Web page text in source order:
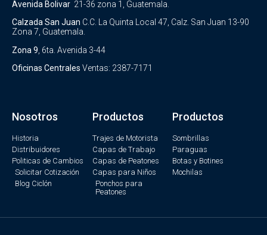
Avenida Bolivar 21-36 zona 1, Guatemala.
Calzada San Juan C.C. La Quinta Local 47, Calz. San Juan 13-90
Zona 7, Guatemala.
Zona 9 , 6ta. Avenida 3-44
Oficinas Centrales Ventas: 2387-7171
Nosotros
Historia
Distribuidores
Politicas de Cambios
Solicitar Cotización
Blog Ciclón
Productos
Trajes de Motorista
Capas de Trabajo
Capas de Peatones
Capas para Niños
Ponchos para
Peatones
Productos
Sombrillas
Paraguas
Botas y Botines
Mochilas